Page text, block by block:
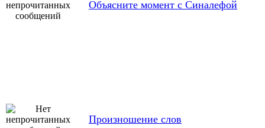
Объясните момент с Синалефой
Произношение слов